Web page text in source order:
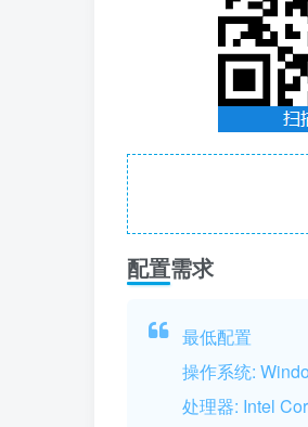
配置需求
最低配置
操作系统:
处理器: Intel